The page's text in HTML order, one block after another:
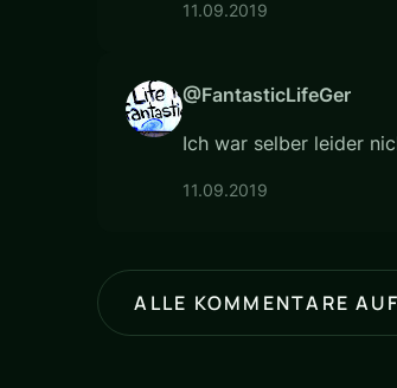
11.09.2019
@FantasticLifeGer
Ich war selber leider
11.09.2019
ALLE KOMMENTARE